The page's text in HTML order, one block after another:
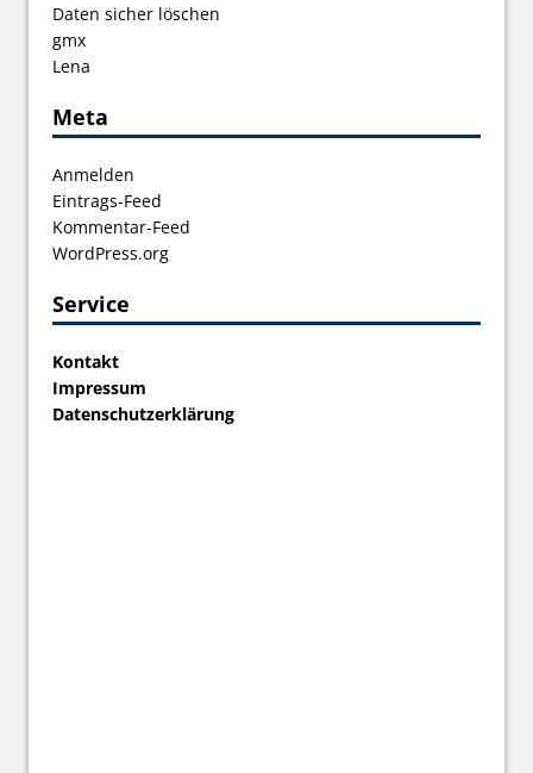
Daten sicher löschen
gmx
Lena
Meta
Anmelden
Eintrags-Feed
Kommentar-Feed
WordPress.org
Service
Kontakt
Impressum
Datenschutzerklärung